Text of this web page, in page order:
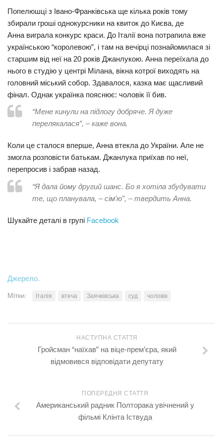
Попелюшці з Івано-Франківська ще кілька років тому
збирали гроші однокурсники на квиток до Києва, де
Анна виграла конкурс краси. До Італії вона потрапила вже
українською “королевою”, і там на вечірці познайомилася зі
старшим від неї на 20 років Джанлукою. Анна переїхала до
нього в студію у центрі Мілана, вікна котрої виходять на
головний міський собор. Здавалося, казка має щасливий
фінал. Однак українка пояснює: чоловік її бив.
“Мене кинули на підлогу добряче. Я дуже
перелякалася”, – каже вона.
Коли це сталося вперше, Анна втекла до України. Але не
змогла розповісти батькам. Джанлука приїхав по неї,
перепросив і забрав назад.
“Я дала йому другий шанс. Бо я хотіла збудувати
те, що планувала, – сім’ю”, – твердить Анна.
Шукайте деталі в групі Facebook
Джерело.
Мітки: Італія втеча Заячківська суд чоловік
НАСТУПНА СТАТТЯ
Гройсман “наїхав” на віце-прем’єра, який
відмовився відповідати депутату
ПОПЕРЕДНЯ СТАТТЯ
Американський радник Полторака увічнений у
фільмі Клінта Іствуда